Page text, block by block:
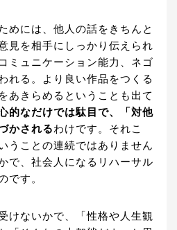
めには、他人の話をきちんと
見を相手にしっかり伝えられ
ミュニケーション能力、ネゴ
れる。より良い作品をつくる
あきらめるということも出て
的なだけでは駄目で、「対他
かされるわけです。それこ
うことの連続ではありません
で、社会人になるリハーサル
です。
けないかで、「性格や人生観